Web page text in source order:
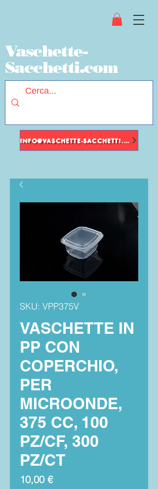
INFO@VASCHETTE-SACCHETTI.COM
Vaschette-
Sacchetti.com
SKU: VPP375V
VASCHETTE IN
PP CON
COPERCHIO,
PER
MICROONDE,
375 CC, 100
PZ/CF, 300
PZ/CT
10,00 €Precio